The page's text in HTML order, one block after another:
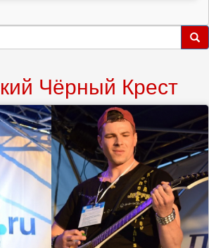
Чёрный Крест